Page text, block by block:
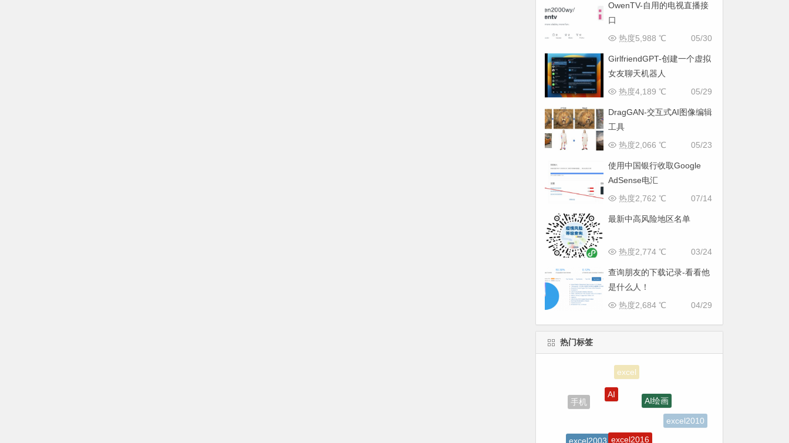
OwenTV-自用的电视直播接
口
05/30
热度5,988 ℃
GirlfriendGPT-创建一个虚拟
女友聊天机器人
05/29
热度4,189 ℃
DragGAN-交互式AI图像编辑
工具
05/23
热度2,066 ℃
使用中国银行收取Google
AdSense电汇
07/14
热度2,762 ℃
最新中高风险地区名单
03/24
热度2,774 ℃
查询朋友的下载记录-看看他
是什么人！
04/29
热度2,684 ℃
热门标签
手机
AI
AI绘画
excel2010
excel2003